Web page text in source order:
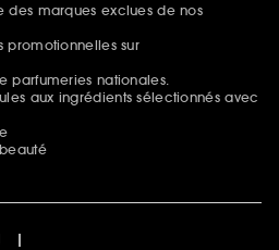
des marques exclues de nos
promotionnelles sur
parfumeries nationales.
aux ingrédients sélectionnés avec